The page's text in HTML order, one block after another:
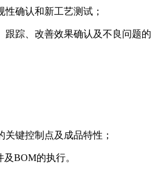
确认和新工艺测试；
跟踪、改善效果确认及不良问题的
键控制点及成品特性；
BOM的执行。